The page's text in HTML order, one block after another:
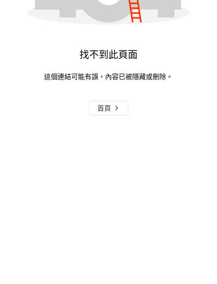
找不到此頁面
這個連結可能有誤，內容已被隱藏或刪除。
首頁